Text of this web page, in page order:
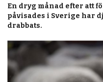
TJÄNSTER
JOBB
ANNONSERA
PRENUMERERA
En dryg månad efter att
påvisades i Sverige har
drabbats.